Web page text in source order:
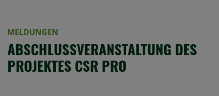
MELDUNGEN
ABSCHLUSSVERANSTALTUNG DES
PROJEKTES CSR PRO